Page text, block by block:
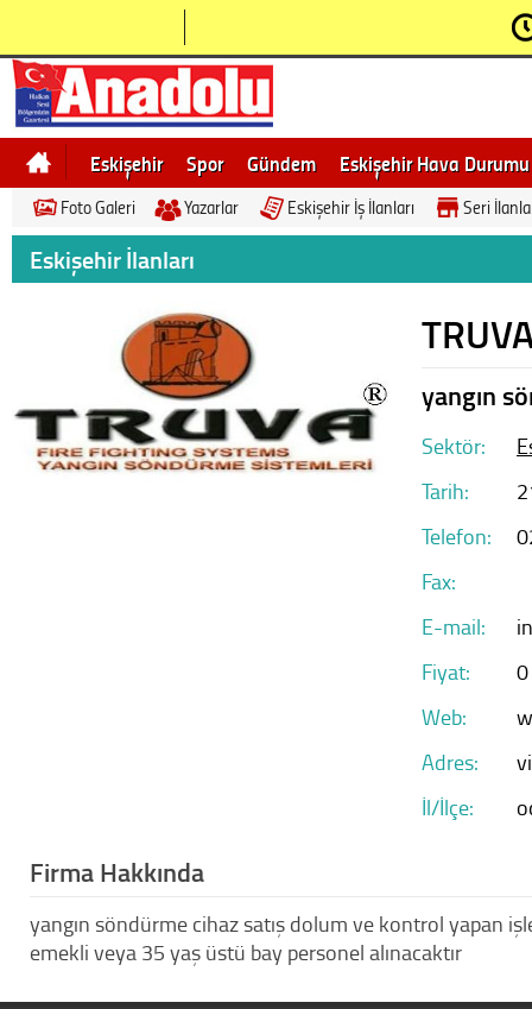
Eskişehir Spor Gündem
Eskişehir Hava Durumu
Bilecik
Ne demek Eskişehir Gezi Rehberi
Foto Galeri Yazarlar Eskişehir İş İlanları Seri
Eskişehir İlanları
yangın
Sektör:
Tarih:
Telefon:
Fax:
E-mail:
Fiyat:
0
Web:
Adres:
İl/İlçe:
Firma Hakkında
yangın söndürme cihaz satış dolum ve kontrol yapan
emekli veya 35 yaş üstü bay personel alınacaktır